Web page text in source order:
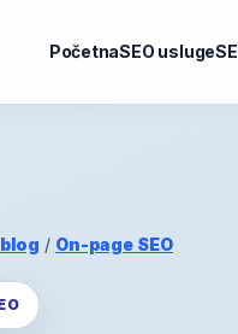
PočetnaSEO usluge
blog / On-page SEO